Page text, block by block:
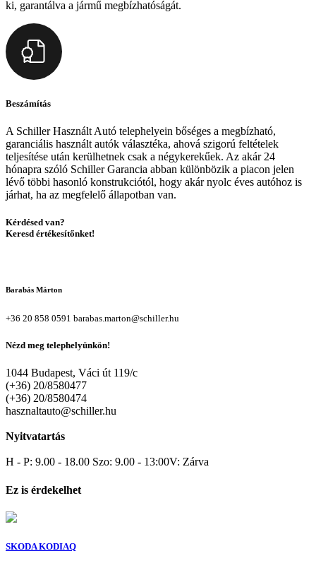
ki, garantálva a jármű megbízhatóságát.
Beszámítás
A Schiller Használt Autó telephelyein bőséges a megbízható,
garanciális használt autók választéka, ahová szigorú feltételek
teljesítése után kerülhetnek csak a négykerekűek. Az akár 24
hónapra szóló Schiller Garancia abban különbözik a piacon jelen
lévő többi hasonló konstrukciótól, hogy akár nyolc éves autóhoz is
járhat, ha az megfelelő állapotban van.
Kérdésed van?
Keresd értékesítőnket!
Barabás Márton
+36 20 858 0591 barabas.marton@schiller.hu
Nézd meg telephelyünkön!
1044 Budapest, Váci út 119/c
(+36) 20/8580477
(+36) 20/8580474
hasznaltauto@schiller.hu
Nyitvatartás
H - P: 9.00 - 18.00 Szo: 9.00 - 13:00V: Zárva
Ez is érdekelhet
SKODA KODIAQ